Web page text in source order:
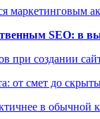
маркетинговым
SEO: в
при создании
от смет до
в обычной